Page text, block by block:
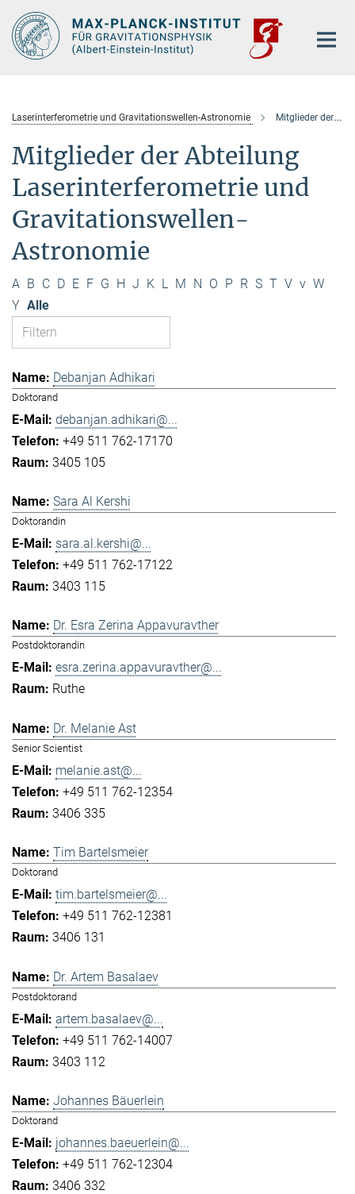
Hauptinhalt
Laserinterferometrie und Gravitationswellen-Astronomie Mitglieder der Abteilung
Mitglieder der Abteilung
Laserinterferometrie und
Gravitationswellen-
Astronomie
A B C D E F G H J K L M N O P R S T V v W
Y Alle
Debanjan Adhikari
Doktorand
debanjan.adhikari@...
+49 511 762-17170
3405 105
Sara Al Kershi
Doktorandin
sara.al.kershi@...
+49 511 762-17122
3403 115
Dr. Esra Zerina Appavuravther
Postdoktorandin
esra.zerina.appavuravther@...
Ruthe
Dr. Melanie Ast
Senior Scientist
melanie.ast@...
+49 511 762-12354
3406 335
Tim Bartelsmeier
Doktorand
tim.bartelsmeier@...
+49 511 762-12381
3406 131
Dr. Artem Basalaev
Postdoktorand
artem.basalaev@...
+49 511 762-14007
3403 112
Johannes Bäuerlein
Doktorand
johannes.baeuerlein@...
+49 511 762-12304
3406 332